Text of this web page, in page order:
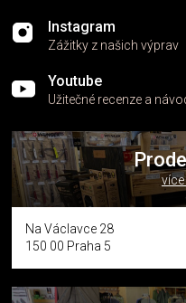
Instagram
Zážitky z našich výprav
Youtube
Užitečné recenze a
Na Václavce 28
150 00 Praha 5